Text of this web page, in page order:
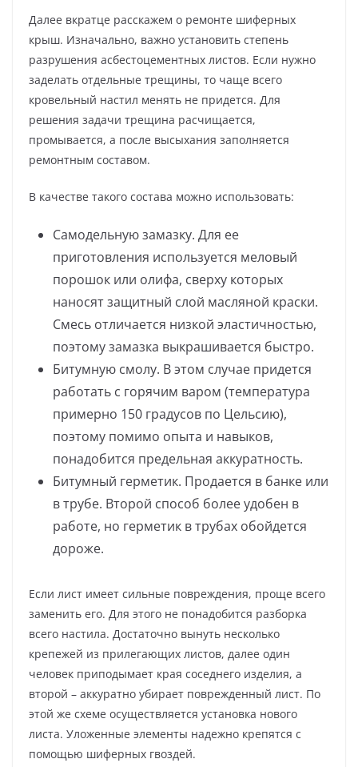
Далее вкратце расскажем о ремонте шиферных
крыш. Изначально, важно установить степень
разрушения асбестоцементных листов. Если нужно
заделать отдельные трещины, то чаще всего
кровельный настил менять не придется. Для
решения задачи трещина расчищается,
промывается, а после высыхания заполняется
ремонтным составом.
В качестве такого состава можно использовать:
Самодельную замазку. Для ее
приготовления используется меловый
порошок или олифа, сверху которых
наносят защитный слой масляной краски.
Смесь отличается низкой эластичностью,
поэтому замазка выкрашивается быстро.
Битумную смолу. В этом случае придется
работать с горячим варом (температура
примерно 150 градусов по Цельсию),
поэтому помимо опыта и навыков,
понадобится предельная аккуратность.
Битумный герметик. Продается в банке или
в трубе. Второй способ более удобен в
работе, но герметик в трубах обойдется
дороже.
Если лист имеет сильные повреждения, проще всего
заменить его. Для этого не понадобится разборка
всего настила. Достаточно вынуть несколько
крепежей из прилегающих листов, далее один
человек приподымает края соседнего изделия, а
второй – аккуратно убирает поврежденный лист. По
этой же схеме осуществляется установка нового
листа. Уложенные элементы надежно крепятся с
помощью шиферных гвоздей.